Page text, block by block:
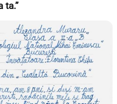
ta.”